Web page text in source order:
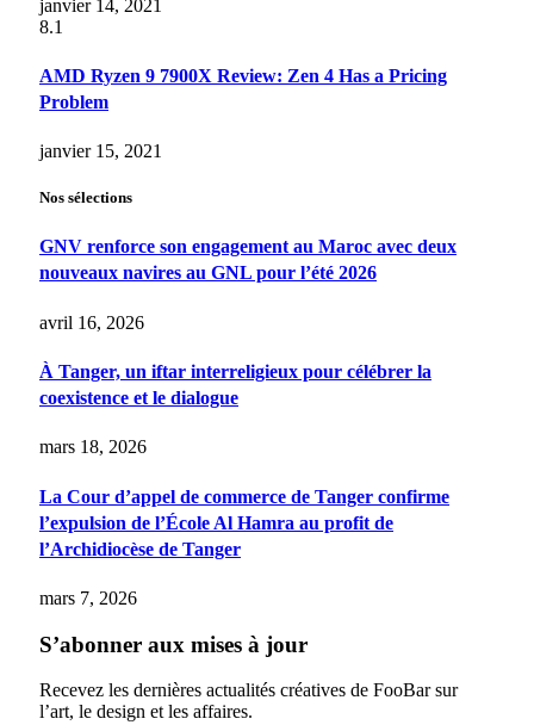
janvier 14, 2021
8.1
AMD Ryzen 9 7900X Review: Zen 4 Has a Pricing
Problem
janvier 15, 2021
Nos sélections
GNV renforce son engagement au Maroc avec deux
nouveaux navires au GNL pour l’été 2026
avril 16, 2026
À Tanger, un iftar interreligieux pour célébrer la
coexistence et le dialogue
mars 18, 2026
La Cour d’appel de commerce de Tanger confirme
l’expulsion de l’École Al Hamra au profit de
l’Archidiocèse de Tanger
mars 7, 2026
S’abonner aux mises à jour
Recevez les dernières actualités créatives de FooBar sur
l’art, le design et les affaires.